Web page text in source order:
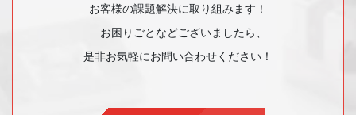
お客様の課題解決に取り組みます！
お困りごとなどございましたら、
是非お気軽にお問い合わせください！